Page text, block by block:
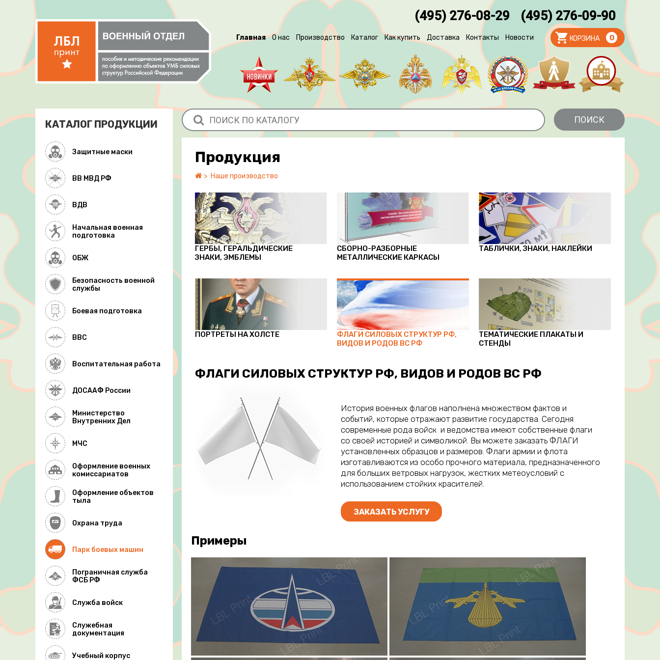
(495) 276-08-29 (495) 276-09-90
КОРЗИНА 0
Главная О нас Производство Каталог Как купить Доставка Контакты Новости
Продукция
Наше производство
ГЕРБЫ, ГЕРАЛЬДИЧЕСКИЕ
ЗНАКИ, ЭМБЛЕМЫ
СБОРНО-РАЗБОРНЫЕ
МЕТАЛЛИЧЕСКИЕ КАРКАСЫ
ТАБЛИЧКИ, ЗНАКИ, НАКЛЕЙКИ
ПОРТРЕТЫ НА ХОЛСТЕ
ФЛАГИ СИЛОВЫХ СТРУКТУР РФ,
ВИДОВ И РОДОВ ВС РФ
ТЕМАТИЧЕСКИЕ ПЛАКАТЫ И
СТЕНДЫ
ФЛАГИ СИЛОВЫХ СТРУКТУР РФ, ВИДОВ И РОДОВ ВС РФ
История военных флагов наполнена множеством фактов и
событий, которые отражают развитие государства. Сегодня
современные рода войск и ведомства имеют собственные флаги
со своей историей и символикой. Вы можете заказать ФЛАГИ
установленных образцов и размеров. Флаги армии и флота
изготавливаются из особо прочного материала, предназначенного
для больших ветровых нагрузок, жестких метеоусловий с
использованием стойких красителей.
ЗАКАЗАТЬ УСЛУГУ
Примеры
КАТАЛОГ ПРОДУКЦИИ
Защитные маски
ВВ МВД РФ
ВДВ
Начальная военная
подготовка
ОБЖ
Безопасность военной
службы
Боевая подготовка
ВВС
Воспитательная работа
ДОСААФ России
Министерство
Внутренних Дел
МЧС
Оформление военных
комиссариатов
Оформление объектов
тыла
Охрана труда
Парк боевых машин
Пограничная служба
ФСБ РФ
Служба войск
Служебная
документация
Учебный корпус